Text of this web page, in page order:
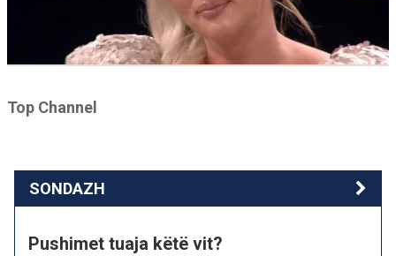
Top Channel
SONDAZH
Pushimet tuaja këtë vit?